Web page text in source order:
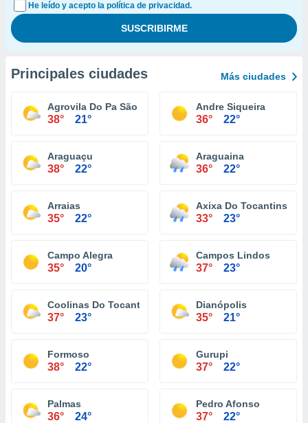
He leído y acepto la política de privacidad.
Principales ciudades Más ciudades
Agrovila Do Pa São Judas Tadeu
38° 21°
Andre Siqueira
36° 22°
Araguaçu
38° 22°
Araguaina
36° 22°
Arraias
35° 22°
Axixa Do Tocantins
33° 23°
Campo Alegra
35° 20°
Campos Lindos
37° 23°
Coolinas Do Tocantins
37° 23°
Dianópolis
35° 21°
Formoso
38° 22°
Gurupi
37° 22°
Palmas
36° 24°
Pedro Afonso
37° 22°